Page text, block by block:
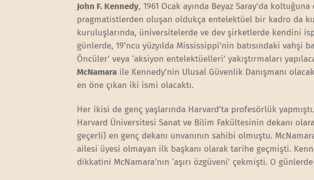
John F. Kennedy, 1961 Ocak ayında Beyaz Saray’da
pragmatistlerden oluşan oldukça entelektüel bir kadro da
kuruluşlarında, üniversitelerde ve dev şirketlerde kendini
günlerde, 19’ncu yüzyılda Mississippi’nin batısındaki vahşi
Öncüler’ veya ‘aksiyon entelektüelleri’ yakıştırmaları
McNamara ile Kennedy’nin Ulusal Güvenlik Danışmanı
en öne çıkan iki ismi olacaktı.
Her ikisi de genç yaşlarında Harvard’ta profesörlük yapmıştı.
Harvard Üniversitesi Sanat ve Bilim Fakültesinin dekanı
geçerli) en genç dekanı unvanının sahibi olmuştu.
ailesi üyesi olmayan ilk başkanı olarak tarihe geçmişti.
dikkatini McNamara’nın ‘aşırı özgüveni’ çekmişti. O